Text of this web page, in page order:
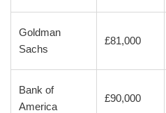
Goldman
Sachs
£81,000
Bank of
America
£90,000